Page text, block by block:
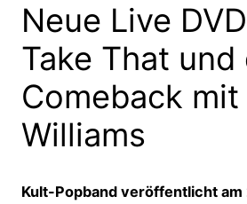
Neue Live
Take That und
Comeback
Williams
Kult-Popband veröffentlicht am